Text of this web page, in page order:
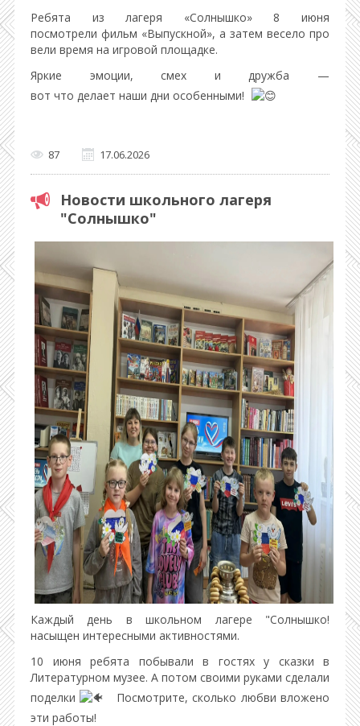
Ребята из лагеря «Солнышко» 8 июня
посмотрели фильм «Выпускной», а затем весело про
вели время на игровой площадке.
Яркие эмоции, смех и дружба —
вот что делает наши дни особенными!
87 17.06.2026
Новости школьного лагеря
"Солнышко"
Каждый день в школьном лагере "Солнышко!
насыщен интересными активностями.
10 июня ребята побывали в гостях у сказки в
Литературном музее. А потом своими руками сделали
поделки
Посмотрите, сколько любви вложено
эти работы!